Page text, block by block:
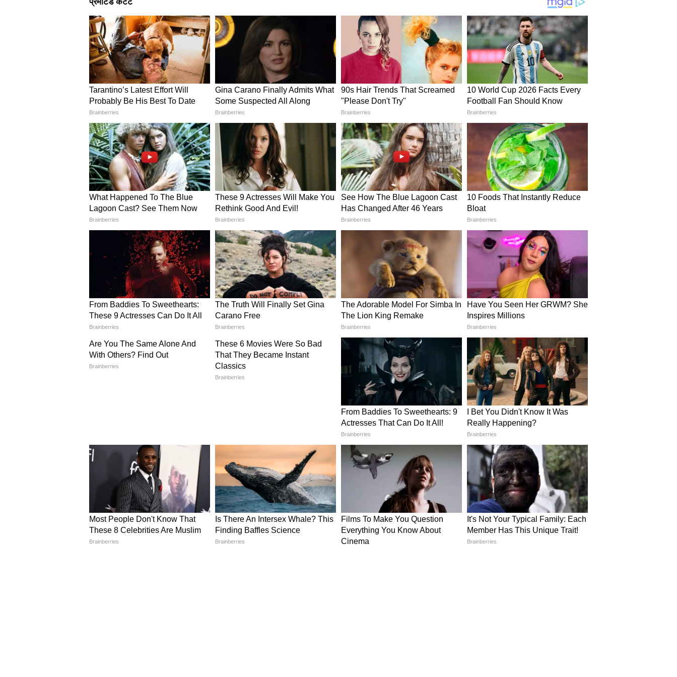
नौसेना की सबसे महत्वपूर्ण नई क्षमताओं में गिना जाता है। रक्षा विशेषज्ञों के अनुसार यह पनडुब्बी
लंबी दूरी की क्रूज मिसाइलें दागने की क्षमता रखती है, जिससे इसकी सामरिक अहमियत और बढ़
जाती है।
पाकिस्तान ने आधिकारिक तौर पर इस यात्रा को "सद्भावना दौरा" और रसद आपूर्ति मिशन बताया है।
हालांकि विश्लेषकों का मानना है कि हिंद महासागर में चीन-पाकिस्तान की बढ़ती नौसैनिक साझेदारी
के संदर्भ में इस यात्रा को व्यापक रणनीतिक दृष्टिकोण से भी देखा जाना चाहिए।
भारत क्यों रहता है सतर्क?
भारत लंबे समय से श्रीलंका के बंदरगाहों पर चीनी सैन्य गतिविधियों को लेकर संवेदनशील रहा है।
इसके पीछे सबसे बड़ा कारण हिंद महासागर में चीन की बढ़ती मौजूदगी है। बीते वर्षों में चीन ने
पाकिस्तान के ग्वादर बंदरगाह, श्रीलंका के हम्बनटोटा पोर्ट और अन्य समुद्री परियोजनाओं के जरिए
क्षेत्र में अपना प्रभाव बढ़ाया है। भारतीय रणनीतिक समुदाय इसे अक्सर "स्ट्रिंग ऑफ पर्ल्स" रणनीति
के रूप में देखता है, जिसके तहत चीन हिंद महासागर में रणनीतिक ठिकानों का नेटवर्क विकसित कर
रहा है। ऐसे में जब चीन निर्मित पनडुब्बी श्रीलंका पहुंचती है, तो भारत स्वाभाविक रूप से उस पर
नजर बनाए रखता है।
श्रीलंका का संतुलन साधने वाला कूटनीतिक खेल
श्रीलंका इस पूरे घटनाक्रम में एक बेहद नाजुक स्थिति में दिखाई देता है। एक तरफ भारत उसका
सबसे करीबी पड़ोसी, प्रमुख आर्थिक साझेदार और संकट के समय मददगार देश रहा है। दूसरी तरफ
श्रीलंका चीन के बड़े निवेश और बुनियादी ढांचा परियोजनाओं पर भी निर्भर है। पाकिस्तान के साथ
भी उसके रक्षा और सैन्य संबंध बने हुए हैं। यही वजह है कि कोलंबो दोनों पक्षों के जहाजों को समान
रूप से मेजबानी देकर अपनी संतुलित विदेश नीति का संदेश देने की कोशिश कर रहा है।
हिंद महासागर में क्यों बढ़ रही है प्रतिस्पर्धा?
हिंद महासागर दुनिया के सबसे महत्वपूर्ण समुद्री व्यापार मार्गों में से एक है। वैश्विक ऊर्जा आपूर्ति और
अंतरराष्ट्रीय व्यापार का बड़ा हिस्सा इसी क्षेत्र से गुजरता है। इस वजह से भारत, चीन और पाकिस्तान
तीनों देश यहां अपनी रणनीतिक उपस्थिति मजबूत करना चाहते हैं। चीन जहां अपने समुद्री व्यापार
मार्गों की सुरक्षा और प्रभाव विस्तार पर काम कर रहा है, वहीं भारत हिंद महासागर को अपने
प्राकृतिक रणनीतिक क्षेत्र के रूप में देखता है। पाकिस्तान, चीन के सहयोग से अपनी नौसैनिक क्षमता
भारत और पाकिस्तान के युद्धपोतों का एक ही दिन कोलंबो पहुंचना केवल संयोग नहीं माना जा रहा।
यह हिंद महासागर में चल रही उस व्यापक रणनीतिक प्रतिस्पर्धा की झलक है, जिसमें चीन भी एक
महत्वपूर्ण खिलाड़ी है।
हालांकि दोनों देशों की यात्राओं को आधिकारिक रूप से नियमित नौसैनिक गतिविधि बताया गया है,
लेकिन रक्षा विशेषज्ञ मानते हैं कि इससे यह साफ संदेश जाता है कि हिंद महासागर आने वाले वर्षों में
वैश्विक शक्ति संतुलन का सबसे महत्वपूर्ण मंच बनने जा रहा है।